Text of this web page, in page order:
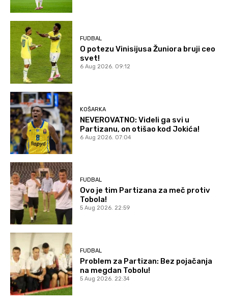
FUDBAL
O potezu Vinisijusa Žuniora bruji ceo
svet!
6 Aug 2026. 09:12
KOŠARKA
NEVEROVATNO: Videli ga svi u
Partizanu, on otišao kod Jokića!
6 Aug 2026. 07:04
FUDBAL
Ovo je tim Partizana za meč protiv
Tobola!
5 Aug 2026. 22:59
FUDBAL
Problem za Partizan: Bez pojačanja
na megdan Tobolu!
5 Aug 2026. 22:34